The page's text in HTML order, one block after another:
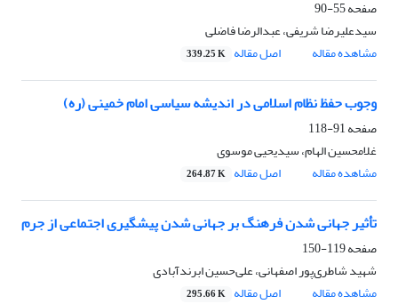
صفحه55-90
سیدعلیرضا شریفی، عبدالرضا فاضلی
مشاهده مقاله
اصل مقاله 339.25 K
وجوب حفظ نظام اسلامی در اندیشه سیاسی امام خمینی (ره)
صفحه91-118
غلامحسین الهام، سید‌یحیی موسوی
مشاهده مقاله
اصل مقاله 264.87 K
تأثیر جهانی شدن فرهنگ بر جهانی شدن پیشگیری اجتماعی از جرم
صفحه119-150
شهید شاطری‌پور اصفهانی، علی‌حسین ابرندآبادی
مشاهده مقاله
اصل مقاله 295.66 K